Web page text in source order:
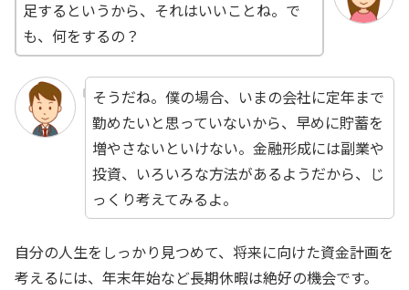
足するというから、それはいいことね。で
も、何をするの？
そうだね。僕の場合、いまの会社に定年まで
勤めたいと思っていないから、早めに貯蓄を
増やさないといけない。金融形成には副業や
投資、いろいろな方法があるようだから、じ
っくり考えてみるよ。
自分の人生をしっかり見つめて、将来に向けた資金計画を
考えるには、年末年始など長期休暇は絶好の機会です。